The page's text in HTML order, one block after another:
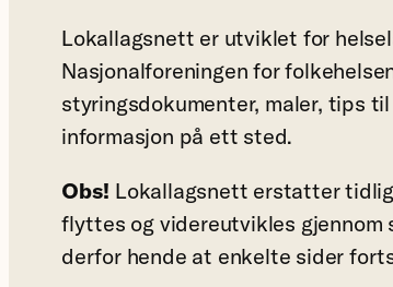
Lokallagsnett er utviklet for
Nasjonalforeningen for
styringsdokumenter, maler, tips
informasjon på ett sted.
Obs! Lokallagsnett erstatter
flyttes og videreutvikles gjennom
derfor hende at enkelte sider